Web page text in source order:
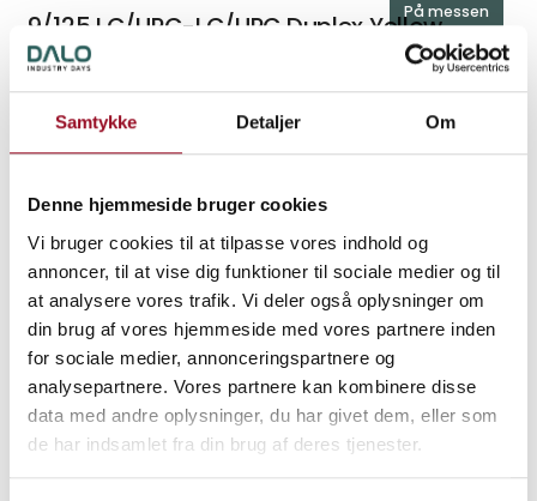
Samtykke Detaljer Om
Denne hjemmeside bruger cookies
Vi bruger cookies til at tilpasse vores indhold og
annoncer, til at vise dig funktioner til sociale medier og til
at analysere vores trafik. Vi deler også oplysninger om
din brug af vores hjemmeside med vores partnere inden
for sociale medier, annonceringspartnere og
analysepartnere. Vores partnere kan kombinere disse
data med andre oplysninger, du har givet dem, eller som
de har indsamlet fra din brug af deres tjenester.
På messen
9/125 LC/UPC-LC/UPC Duplex Yellow,
LSZH, Ø2 mm
Aqua, LSZH, Ø3 mm
På messen
MM LC Duplex adapter Anti-shake
U/flange OM3